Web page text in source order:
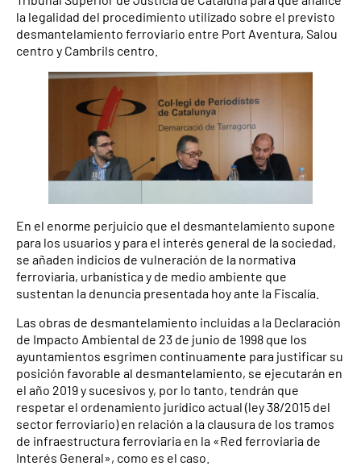
la legalidad del procedimiento utilizado sobre el previsto
desmantelamiento ferroviario entre Port Aventura, Salou
centro y Cambrils centro.
En el enorme perjuicio que el desmantelamiento supone
para los usuarios y para el interés general de la sociedad,
se añaden indicios de vulneración de la normativa
ferroviaria, urbanística y de medio ambiente que
sustentan la denuncia presentada hoy ante la Fiscalía.
Las obras de desmantelamiento incluidas a la Declaración
de Impacto Ambiental de 23 de junio de 1998 que los
ayuntamientos esgrimen continuamente para justificar su
posición favorable al desmantelamiento, se ejecutarán en
el año 2019 y sucesivos y, por lo tanto, tendrán que
respetar el ordenamiento jurídico actual (ley 38/2015 del
sector ferroviario) en relación a la clausura de los tramos
de infraestructura ferroviaria en la «Red ferroviaria de
Interés General», como es el caso.